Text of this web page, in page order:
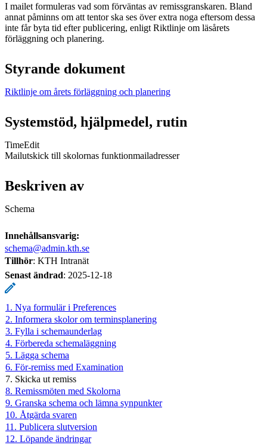
I mailet formuleras vad som förväntas av remissgranskaren. Bland
annat påminns om att tentor ska ses över extra noga eftersom dessa
inte får byta tid efter publicering, enligt Riktlinje om läsårets
förläggning och planering.
Styrande dokument
Riktlinje om årets förläggning och planering
Systemstöd, hjälpmedel, rutin
TimeEdit
Mailutskick till skolornas funktionmailadresser
Beskriven av
Schema
Innehållsansvarig:
schema@admin.kth.se
Tillhör: KTH Intranät
Senast ändrad: 2025-12-18
1. Nya formulär i Preferences
2. Informera skolor om terminsplanering
3. Fylla i schemaunderlag
4. Förbereda schemaläggning
5. Lägga schema
6. För-remiss med Examination
7. Skicka ut remiss
8. Remissmöten med Skolorna
9. Granska schema och lämna synpunkter
10. Åtgärda svaren
11. Publicera slutversion
12. Löpande ändringar